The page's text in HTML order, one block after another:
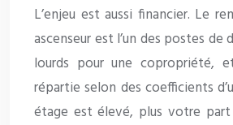
L’enjeu est aussi financier. Le
ascenseur est l’un des postes de
lourds pour une copropriété,
répartie selon des coefficients
étage est élevé, plus votre